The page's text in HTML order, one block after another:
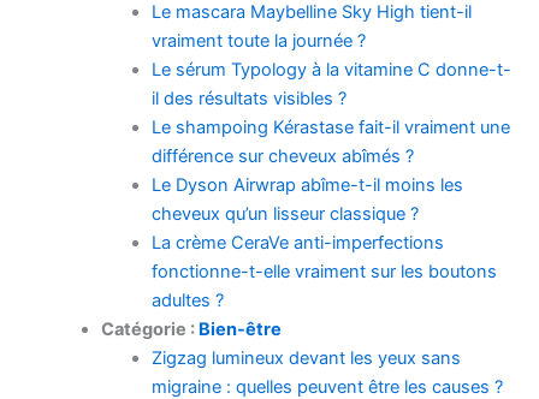
Le mascara Maybelline Sky High tient-il
vraiment toute la journée ?
Le sérum Typology à la vitamine C donne-t-
il des résultats visibles ?
Le shampoing Kérastase fait-il vraiment une
différence sur cheveux abîmés ?
Le Dyson Airwrap abîme-t-il moins les
cheveux qu’un lisseur classique ?
La crème CeraVe anti-imperfections
fonctionne-t-elle vraiment sur les boutons
adultes ?
Catégorie : Bien-être
Zigzag lumineux devant les yeux sans
migraine : quelles peuvent être les causes ?